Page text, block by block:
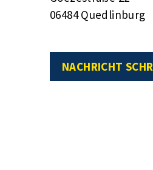
06484 Quedlinburg
NACHRICHT